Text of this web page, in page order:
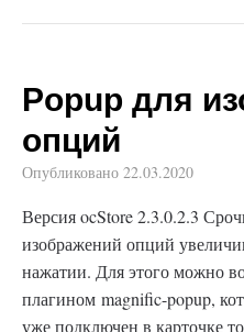
Popup для
опций
Опубликовано 22.03.2020
Версия ocStore 2.3.0.2.3
изображений опций
нажатии. Для этого можно
плагином magnific-popup,
уже подключен в карточке